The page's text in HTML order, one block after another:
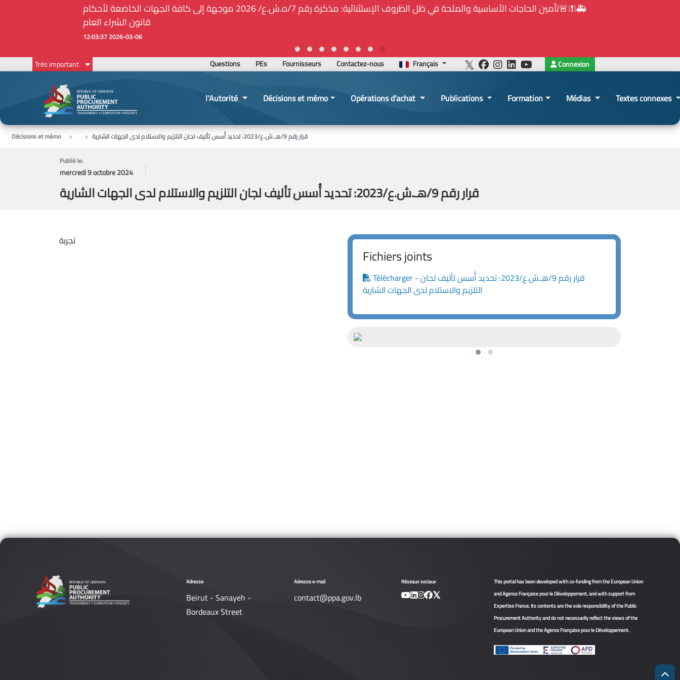
🚑❕❗❕🚨تأمين الحاجات الأساسية والملحة في ظل الظروف الإستثنائية: مذكرة رقم 7/ه.ش.ع/ 2026 موجهة إلى كافة الجهات الخاضعة لأحكام
قانون الشراء العام
2026-03-06 12:03:37
Très important Questions PEs Fournisseurs Contactez-nous Français Connexion
l'Autorité Décisions et mémo Opérations d’achat Publications Formation Médias Textes connexes
Décisions et mémo قرار رقم 9/هـ.ش.ع/2023: تحديد أُسس تأليف لجان التلزيم والاستلام لدى الجهات الشارية
Publié le:
mercredi 9 octobre 2024
قرار رقم 9/هـ.ش.ع/2023: تحديد أُسس تأليف لجان التلزيم والاستلام لدى الجهات الشارية
تجربة
Fichiers joints
Télécharger - قرار رقم 9/هـ.ش.ع/2023: تحديد أُسس تأليف لجان
التلزيم والاستلام لدى الجهات الشارية
Adresse
Beirut - Sanayeh -
Bordeaux Street
Adresse e-mail
contact@ppa.gov.lb
Réseaux sociaux
This portal has been developed with co-funding from the European Union
and Agence Française pour le Développement, and with support from
Expertise France. Its contents are the sole responsibility of the Public
Procurement Authority and do not necessarily reflect the views of the
European Union and the Agence Française pour le Développement.